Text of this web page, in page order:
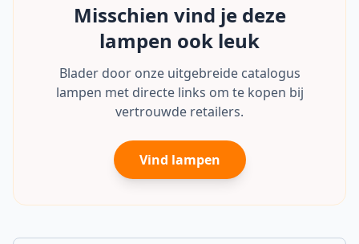
Misschien vind je deze
lampen ook leuk
Blader door onze uitgebreide catalogus
lampen met directe links om te kopen bij
vertrouwde retailers.
Vind lampen